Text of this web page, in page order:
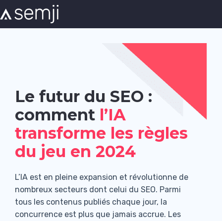
Le futur du SEO :
comment l’IA
transforme les règles
du jeu en 2024
L’IA est en pleine expansion et révolutionne de
nombreux secteurs dont celui du SEO. Parmi
tous les contenus publiés chaque jour, la
concurrence est plus que jamais accrue. Les